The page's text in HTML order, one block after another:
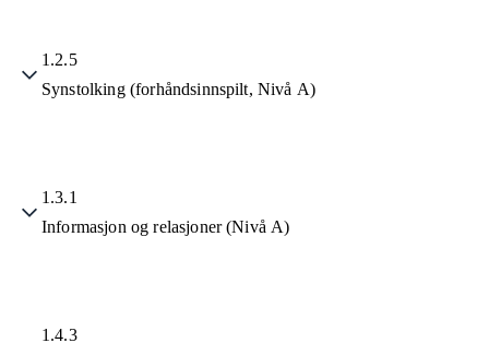
1.2.5
Synstolking (forhåndsinnspilt, Nivå A)
1.3.1
Informasjon og relasjoner (Nivå A)
1.4.3